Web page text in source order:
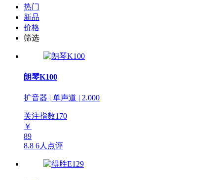
热门
新品
价格
筛选
朗琴K100
扩音器 | 单声道 | 2.000
关注指数170
￥
89
8.8 6人点评